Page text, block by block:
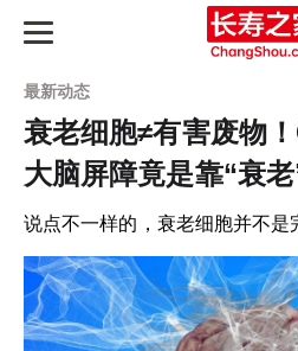
最新动态
长寿指南
最新动态
衰老细胞≠有害废物
大脑屏障竟是靠“衰
说点不一样的，衰老细胞并不是